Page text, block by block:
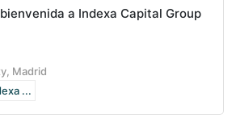
a Indexa Capital Group
Madrid
...